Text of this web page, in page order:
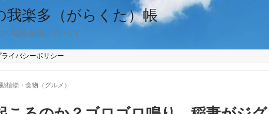
我楽多（がらくた）帳
い話を発信しています
ライバシーポリシー
植物・食物（グルメ）